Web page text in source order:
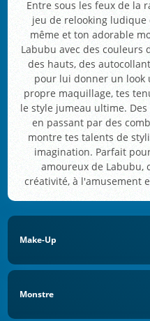
Entre sous les feux de la
jeu de relooking
même et ton adorable
Labubu avec des couleurs
des hauts, des
pour lui donner un look
propre maquillage, tes
le style jumeau ultime.
en passant par des
montre tes talents de
imagination. Parfait
amoureux de Labubu,
créativité, à l'amusement
Make-Up
Monstre